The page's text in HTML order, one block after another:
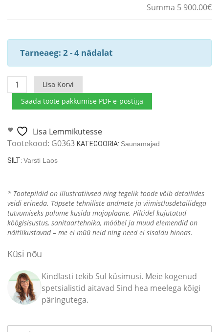
Summa 5 900.00€
Tarneaeg: 2 - 4 nädalat
Välisaun
“Simply
Sauna
70
mm/
x
kogus
Lisa Korvi
Saada toote pakkumise PDF e-postiga
Lisa Lemmikutesse
Tootekood: G0363 KATEGOORIA: Saunamajad
SILT: Varsti Laos
* Tootepildid on illustratiivsed ning tegelik toode võib detailides
veidi erineda. Täpsete tehniliste andmete ja viimistlusdetailidega
tutvumiseks palume küsida majaplaane. Piltidel kujutatud
köögisisustus, sanitaartehnika, mööbel ja muud elemendid on
näitlikustavad – me ei müü neid ning need ei sisaldu hinnas.
Küsi nõu
Kindlasti tekib Sul küsimusi. Meie kogenud
spetsialistid aitavad Sind hea meelega kõigi
päringutega.